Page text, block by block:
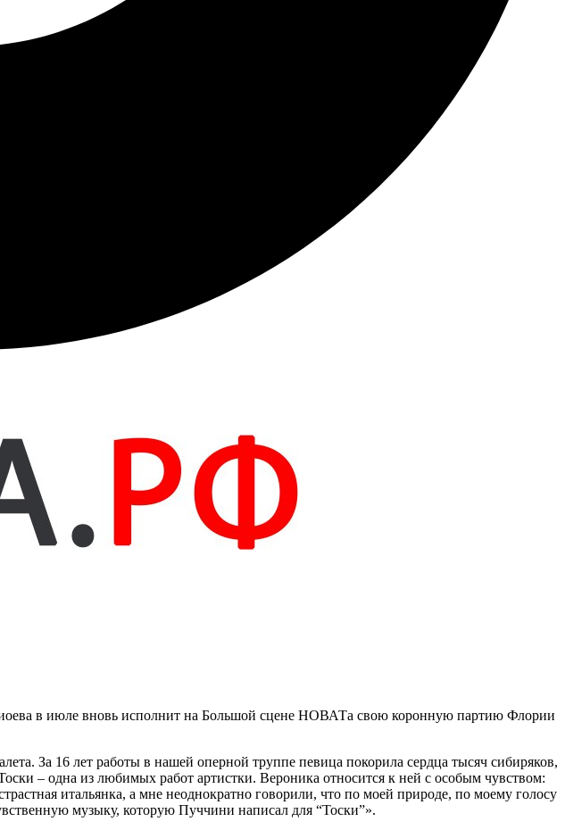
в июле вновь исполнит на Большой сцене НОВАТа свою коронную партию Флории
За 16 лет работы в нашей оперной труппе певица покорила сердца тысяч сибиряков,
‒ одна из любимых работ артистки. Вероника относится к ней с особым чувством:
итальянка, а мне неоднократно говорили, что по моей природе, по моему голосу
музыку, которую Пуччини написал для “Тоски”».